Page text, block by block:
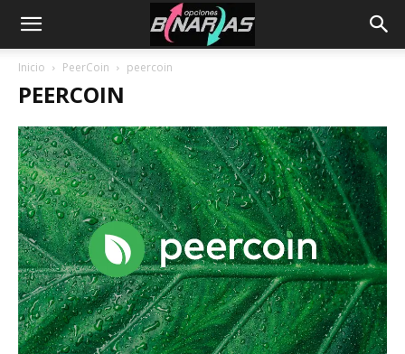
Inicio PeerCoin peercoin
PEERCOIN